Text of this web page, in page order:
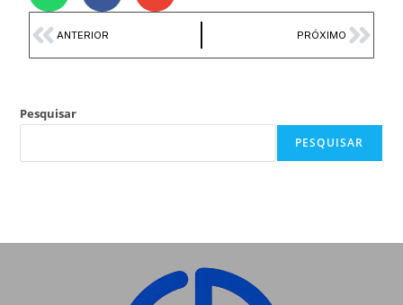
ANTERIOR PRÓXIMO
Pesquisar
PESQUISAR